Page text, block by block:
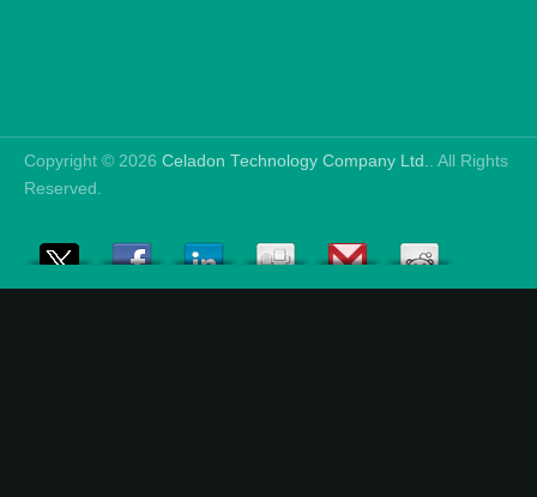
Copyright © 2026 Celadon Technology Company Ltd.
. All Rights
Reserved.